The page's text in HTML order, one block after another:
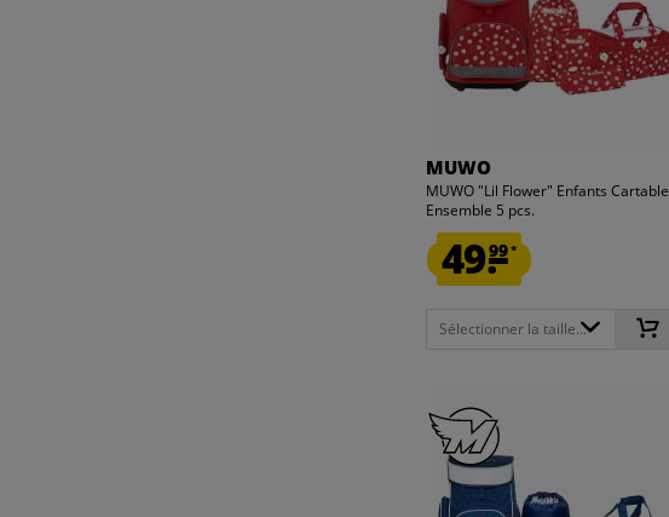
MUWO
MUWO "Lil Flower" Enfants Cartable
Ensemble 5 pcs.
49.99*
Sélectionner la taille...